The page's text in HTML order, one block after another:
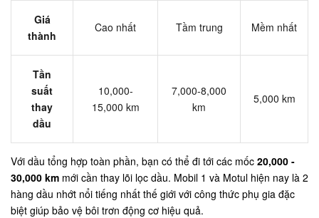
Giá
thành
Cao nhất Tầm trung Mềm nhất
Tần
suất
thay
dầu
10,000-
15,000 km
7,000-8,000
km
5,000 km
Với dầu tổng hợp toàn phần, bạn có thể đi tới các mốc 20,000 -
30,000 km mới cần thay lõi lọc dầu. Mobil 1 và Motul hiện nay là 2
hàng dầu nhớt nổi tiếng nhất thế giới với công thức phụ gia đặc
biệt giúp bảo vệ bôi trơn động cơ hiệu quả.